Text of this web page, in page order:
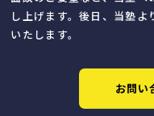
し上げます。後日、当塾
いたします。
お問い